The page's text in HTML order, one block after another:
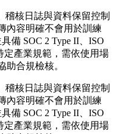
稽核日誌與資料保留控制
內容明確不會用於訓練
備 SOC 2 Type II、ISO
定產業規範，需依使用場
助合規檢核。
稽核日誌與資料保留控制
內容明確不會用於訓練
備 SOC 2 Type II、ISO
定產業規範，需依使用場